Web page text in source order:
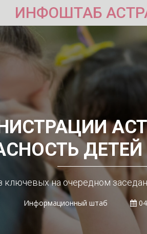
ИНФОШТАБ
ключевых на очередном
Информационный штаб